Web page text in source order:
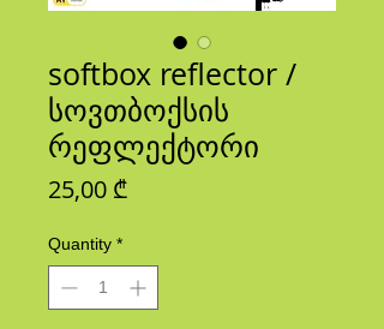
softbox reflector /
სოვთბოქსის
რეფლექტორი
25,00 ₾Price
Quantity *